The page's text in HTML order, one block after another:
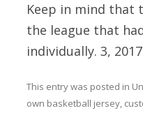
Keep in mind that
the league that
individually. 3,
This entry was posted in
own basketball jersey,